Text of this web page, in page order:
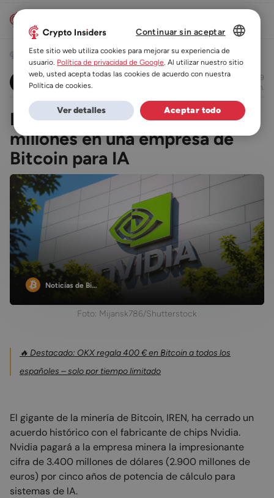
Noticias Minerίa
Lucas Caseny
11/05/2026 11:09
leer en 2 min.
Nvidia inyecta casi €3.000
millones en una empresa de
Bitcoin para IA
Noticias de Bi…
Foto: Mijansk786/Shutterstock
🔥 Destacado: OKX regala 400 € en Bitcoin a todos los
españoles – solo por tiempo limitado
El gigante de la minería de Bitcoin, IREN, ha cerrado un
acuerdo histórico con el fabricante de chips Nvidia.
Nvidia pagará a la empresa minera la impresionante
cifra de 3.400 millones de dólares (2.900 millones de
euros) por cinco años de potencia de cálculo para
sistemas de IA.
DUTCH
FR
Continuar sin aceptar
Este sitio web utiliza cookies para mejorar su experiencia de
usuario. Política de privacidad de Google. Al utilizar nuestro sitio
web, usted acepta todas las cookies de acuerdo con nuestra
Política de cookies.
Aceptar todo
Ver detalles